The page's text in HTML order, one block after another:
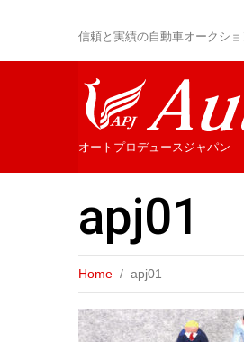
信頼と実績の自動車オークシ
オートプロデュースジャパン
apj01
Home apj01